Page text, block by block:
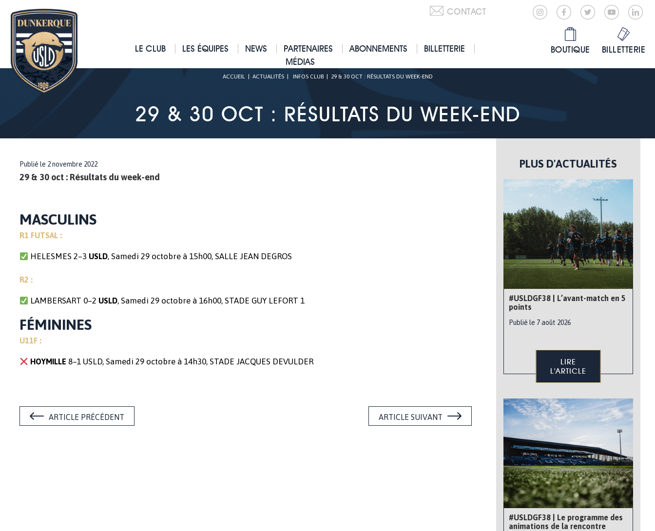
CONTACT
LE CLUB LES ÉQUIPES NEWS PARTENAIRES ABONNEMENTS
BILLETTERIE
MÉDIAS
BOUTIQUE BILLETTERIE
ACCUEIL| ACTUALITÉS| INFOS CLUB| 29 & 30 OCT : RÉSULTATS DU WEEK-END
29 & 30 OCT : RÉSULTATS DU WEEK-END
Publié le 2 novembre 2022
29 & 30 oct : Résultats du week-end
MASCULINS
R1 FUTSAL :
HELESMES 2–3 USLD, Samedi 29 octobre à 15h00, SALLE JEAN DEGROS
R2 :
LAMBERSART 0–2 USLD, Samedi 29 octobre à 16h00, STADE GUY LEFORT 1
FÉMININES
U11F :
HOYMILLE 8–1 USLD, Samedi 29 octobre à 14h30, STADE JACQUES DEVULDER
ARTICLE PRÉCÉDENT ARTICLE SUIVANT
PLUS D'ACTUALITÉS
#USLDGF38 | L’avant-match en 5
points
Publié le 7 août 2026
LIRE
L'ARTICLE
#USLDGF38 | Le programme des
animations de la rencontre